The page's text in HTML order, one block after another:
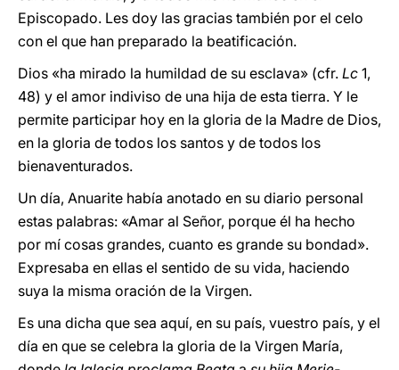
Episcopado. Les doy las gracias también por el celo
con el que han preparado la beatificación.
Dios «ha mirado la humildad de su esclava» (cfr. Lc 1,
48) y el amor indiviso de una hija de esta tierra. Y le
permite participar hoy en la gloria de la Madre de Dios,
en la gloria de todos los santos y de todos los
bienaventurados.
Un día, Anuarite había anotado en su diario personal
estas palabras: «Amar al Señor, porque él ha hecho
por mí cosas grandes, cuanto es grande su bondad».
Expresaba en ellas el sentido de su vida, haciendo
suya la misma oración de la Virgen.
Es una dicha que sea aquí, en su país, vuestro país, y el
día en que se celebra la gloria de la Virgen María,